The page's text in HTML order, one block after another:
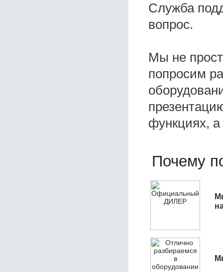
Служба
вопрос.
Мы не
попросим
функциях,
Почему